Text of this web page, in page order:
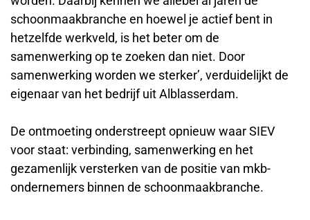
schoonmaakbranche en hoewel je actief bent in
hetzelfde werkveld, is het beter om de
samenwerking op te zoeken dan niet. Door
samenwerking worden we sterker’, verduidelijkt de
eigenaar van het bedrijf uit Alblasserdam.
De ontmoeting onderstreept opnieuw waar SIEV
voor staat: verbinding, samenwerking en het
gezamenlijk versterken van de positie van mkb-
ondernemers binnen de schoonmaakbranche.